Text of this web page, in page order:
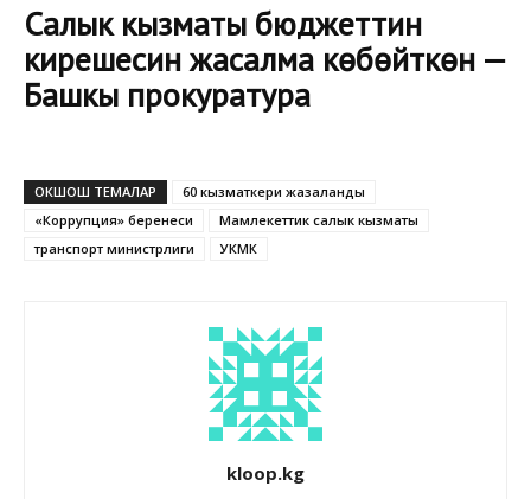
Салык кызматы бюджеттин
кирешесин жасалма көбөйткөн —
Башкы прокуратура
ОКШОШ ТЕМАЛАР
60 кызматкери жазаланды
«Коррупция» беренеси
Мамлекеттик салык кызматы
транспорт министрлиги
УКМК
kloop.kg